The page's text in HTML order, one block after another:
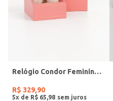
Relógio Condor Feminino DOURADO
R$ 329,90
5x de R$ 65 98